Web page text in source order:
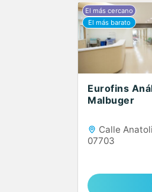
Eurofins
Malbuger
Calle
07703